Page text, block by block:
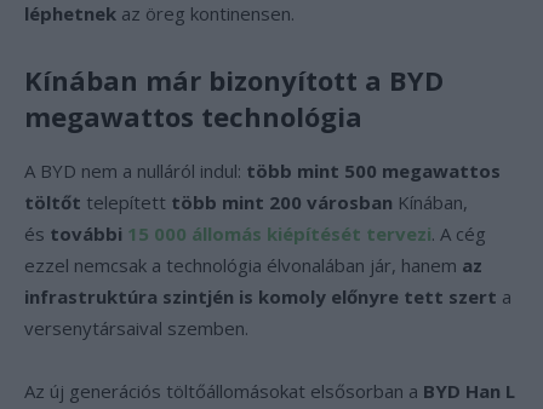
léphetnek az öreg kontinensen.
Kínában már bizonyított a BYD
megawattos technológia
A BYD nem a nulláról indul: több mint 500 megawattos
töltőt telepített több mint 200 városban Kínában,
és további 15 000 állomás kiépítését tervezi. A cég
ezzel nemcsak a technológia élvonalában jár, hanem az
infrastruktúra szintjén is komoly előnyre tett szert a
versenytársaival szemben.
Az új generációs töltőállomásokat elsősorban a BYD Han L